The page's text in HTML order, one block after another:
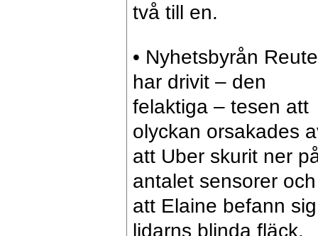
två till en.
• Nyhetsbyrån
har drivit – den
felaktiga – tesen att
olyckan orsakades
att Uber skurit ner
antalet sensorer och
att Elaine befann
lidarns blinda fläck.